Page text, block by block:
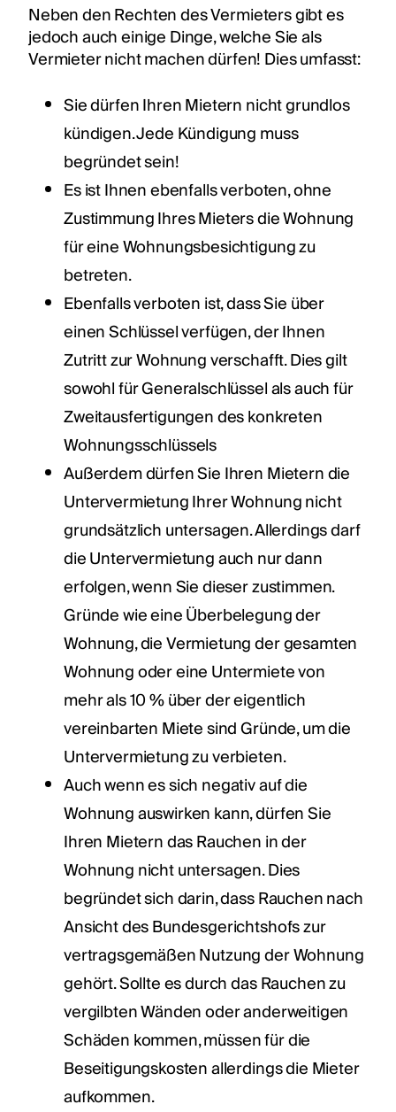
Neben den Rechten des Vermieters gibt es
jedoch auch einige Dinge, welche Sie als
Vermieter nicht machen dürfen! Dies umfasst:
Sie dürfen Ihren Mietern nicht grundlos
kündigen. Jede Kündigung muss
begründet sein!
Es ist Ihnen ebenfalls verboten, ohne
Zustimmung Ihres Mieters die Wohnung
für eine Wohnungsbesichtigung zu
betreten.
Ebenfalls verboten ist, dass Sie über
einen Schlüssel verfügen, der Ihnen
Zutritt zur Wohnung verschafft. Dies gilt
sowohl für Generalschlüssel als auch für
Zweitausfertigungen des konkreten
Wohnungsschlüssels
Außerdem dürfen Sie Ihren Mietern die
Untervermietung Ihrer Wohnung nicht
grundsätzlich untersagen. Allerdings darf
die Untervermietung auch nur dann
erfolgen, wenn Sie dieser zustimmen.
Gründe wie eine Überbelegung der
Wohnung, die Vermietung der gesamten
Wohnung oder eine Untermiete von
mehr als 10 % über der eigentlich
vereinbarten Miete sind Gründe, um die
Untervermietung zu verbieten.
Auch wenn es sich negativ auf die
Wohnung auswirken kann, dürfen Sie
Ihren Mietern das Rauchen in der
Wohnung nicht untersagen. Dies
begründet sich darin, dass Rauchen nach
Ansicht des Bundesgerichtshofs zur
vertragsgemäßen Nutzung der Wohnung
gehört. Sollte es durch das Rauchen zu
vergilbten Wänden oder anderweitigen
Schäden kommen, müssen für die
Beseitigungskosten allerdings die Mieter
aufkommen.